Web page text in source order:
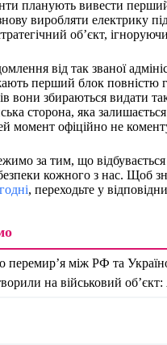
планують вивести
виробляти електрику
об’єкт,
від так званої
перший блок повністю
вони збираються видати
сторона, яка
офіційно не
за тим, що відбувається
кожного з нас. Щоб
, переходьте у
перемир’я між РФ та
на військовий